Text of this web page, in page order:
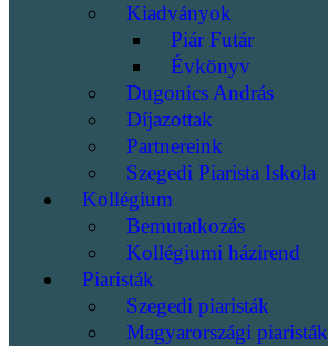
Kiadványok
Piár Futár
Évkönyv
Dugonics András
Díjazottak
Partnereink
Szegedi Piarista Iskola
Kollégium
Bemutatkozás
Kollégiumi házirend
Piaristák
Szegedi piaristák
Magyarországi piaristák